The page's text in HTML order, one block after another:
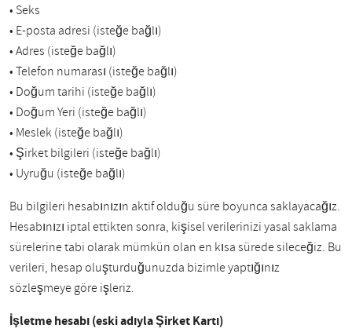
• Seks
• E-posta adresi (isteğe bağlı)
• Adres (isteğe bağlı)
• Telefon numarası (isteğe bağlı)
• Doğum tarihi (isteğe bağlı)
• Doğum Yeri (isteğe bağlı)
• Meslek (isteğe bağlı)
• Şirket bilgileri (isteğe bağlı)
• Uyruğu (isteğe bağlı)
Bu bilgileri hesabınızın aktif olduğu süre boyunca saklayacağız.
Hesabınızı iptal ettikten sonra, kişisel verilerinizi yasal saklama
sürelerine tabi olarak mümkün olan en kısa sürede sileceğiz. Bu
verileri, hesap oluşturduğunuzda bizimle yaptığınız
sözleşmeye göre işleriz.
İşletme hesabı (eski adıyla Şirket Kartı)